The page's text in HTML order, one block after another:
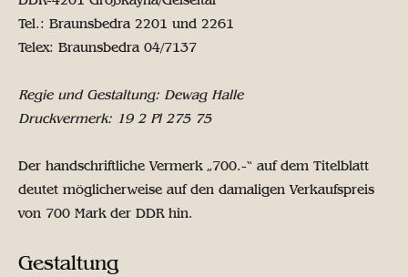
Tel.: Braunsbedra 2201 und 2261
Telex: Braunsbedra 04/7137
Regie und Gestaltung: Dewag Halle
Druckvermerk: 19 2 Pl 275 75
Der handschriftliche Vermerk „700.-“ auf dem Titelblatt
deutet möglicherweise auf den damaligen Verkaufspreis
von 700 Mark der DDR hin.
Gestaltung